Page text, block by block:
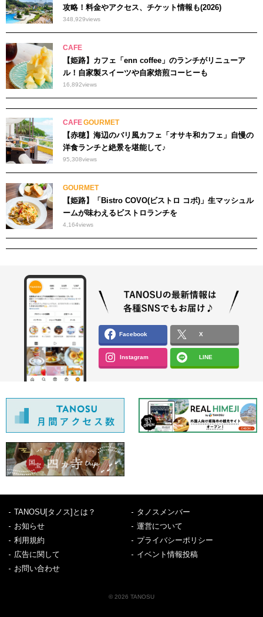
攻略！料金やアクセス、チケット情報も(2026)
348,929views
CAFE
【姫路】カフェ「enn coffee」のランチがリニューア
ル！自家製スイーツや自家焙煎コーヒーも
16,892views
CAFEGOURMET
【赤穂】海辺のバリ風カフェ「オサキ和カフェ」自慢の
洋食ランチと絶景を堪能して♪
95,308views
GOURMET
【姫路】「Bistro COVO(ビストロ コボ)」生マッシュル
ームが味わえるビストロランチを
4,164views
Facebook X
Instagram LINE
TANOSU[タノス]とは？
タノスメンバー
お知らせ
運営について
利用規約
プライバシーポリシー
広告に関して
イベント情報投稿
お問い合わせ
© 2026 TANOSU